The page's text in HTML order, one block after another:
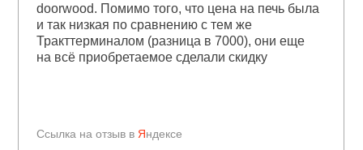
Ссылка на отзыв в Яндексе
doorwood. Помимо того, что цена на печь была
и так низкая по сравнению с тем же
Тракттерминалом (разница в 7000), они еще
на всё приобретаемое сделали скидку